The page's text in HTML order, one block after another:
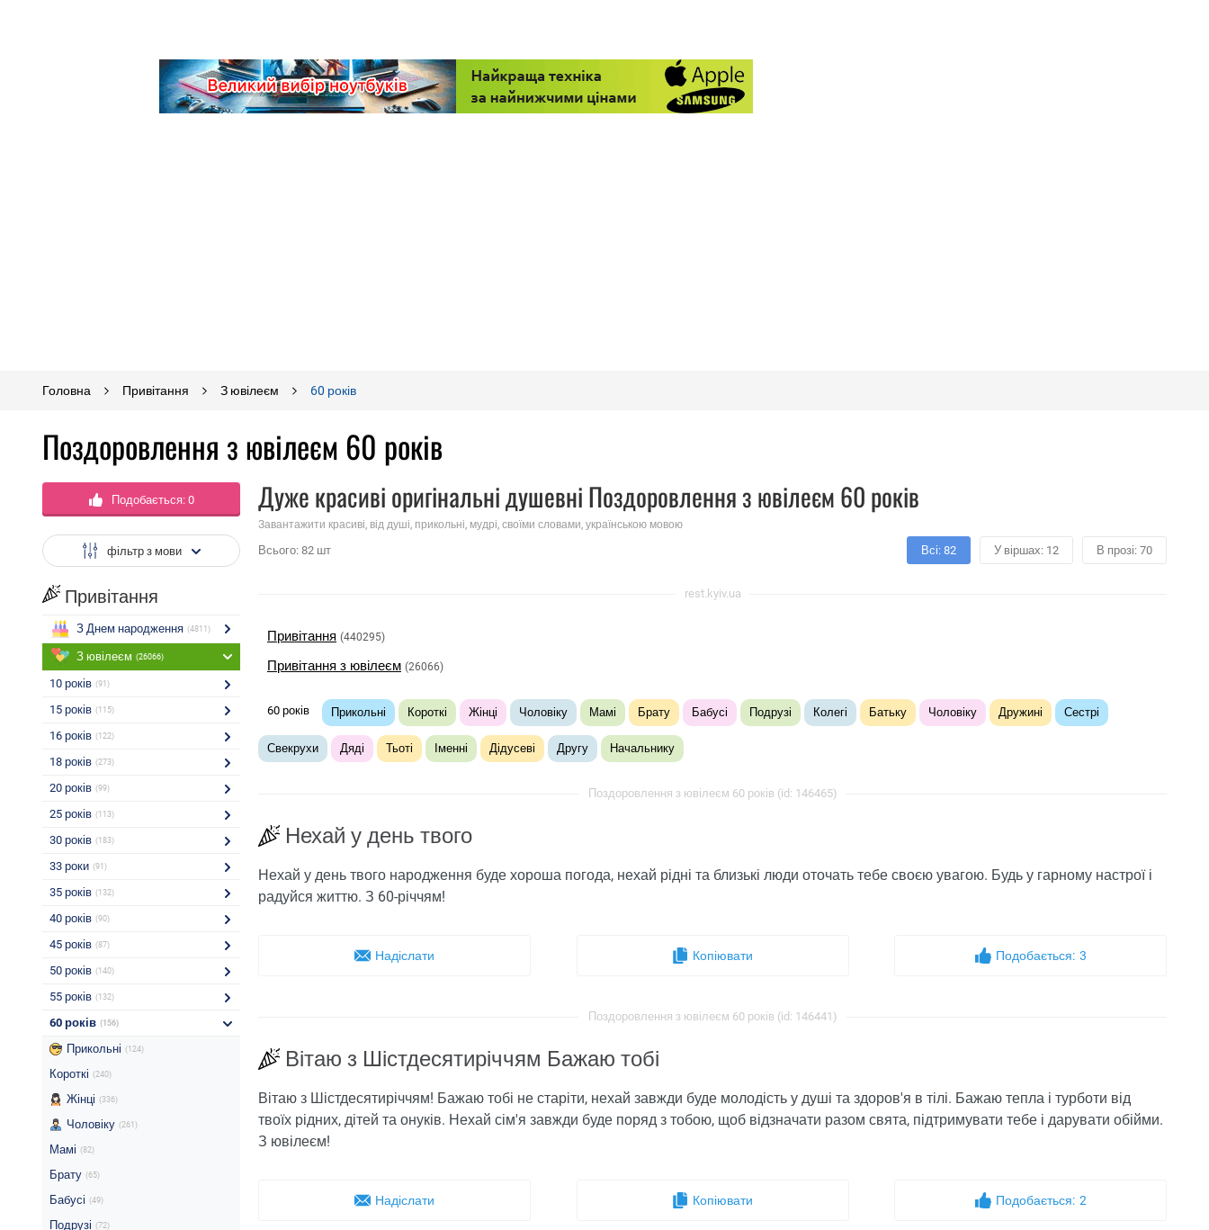
Головна Привітання З ювілеєм 60 років
Поздоровлення з ювілеєм 60 років
Подобається: 0
фільтр з мови
Привітання
З Днем народження (4811)
З ювілеєм (26066)
10 років (91)
15 років (115)
16 років (122)
18 років (273)
20 років (99)
25 років (113)
30 років (183)
33 роки (91)
35 років (132)
40 років (90)
45 років (87)
50 років (140)
55 років (132)
60 років (156)
Прикольні (124)
Короткі (240)
Жінці (336)
Чоловіку (261)
Мамі (82)
Брату (65)
Бабусі (49)
Подрузі (72)
Дуже красиві оригінальні душевні Поздоровлення з ювілеєм 60 років
Завантажити красиві, від душі, прикольні, мудрі, своїми словами, українською мовою
Всього: 82 шт Всі: 82 У віршах: 12 В прозі: 70
rest.kyiv.ua
Привітання (440295)
Привітання з ювілеєм (26066)
60 років Прикольні Короткі Жінці Чоловіку Мамі Брату Бабусі Подрузі Колегі Батьку Чоловіку Дружині Сестрі
Свекрухи Дяді Тьоті Іменні Дідусеві Другу Начальнику
Поздоровлення з ювілеєм 60 років (id: 146465)
Нехай у день твого
Нехай у день твого народження буде хороша погода, нехай рідні та близькі люди оточать тебе своєю увагою. Будь у гарному настрої і
радуйся життю. З 60-річчям!
Надіслати Копіювати Подобається: 3
Поздоровлення з ювілеєм 60 років (id: 146441)
Вітаю з Шістдесятиріччям Бажаю тобі
Вітаю з Шістдесятиріччям! Бажаю тобі не старіти, нехай завжди буде молодість у душі та здоров'я в тілі. Бажаю тепла і турботи від
твоїх рідних, дітей та онуків. Нехай сім'я завжди буде поряд з тобою, щоб відзначати разом свята, підтримувати тебе і дарувати обійми.
З ювілеєм!
Надіслати Копіювати Подобається: 2